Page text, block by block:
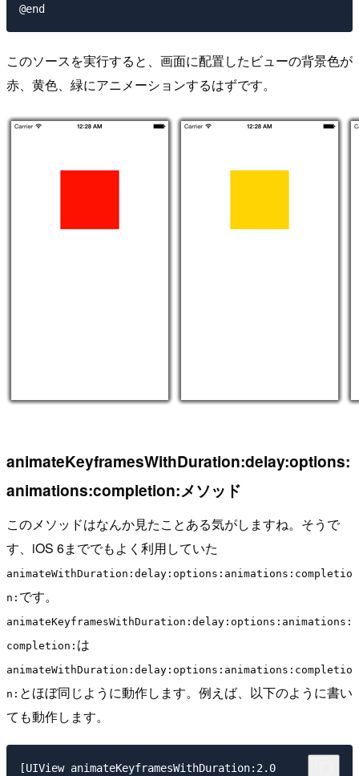
このソースを実行すると、画面に配置したビューの背景色が
赤、黄色、緑にアニメーションするはずです。
animateKeyframesWithDuration:delay:options:
animations:completion:メソッド
このメソッドはなんか見たことある気がしますね。そうで
す、iOS 6まででもよく利用していた
animateWithDuration:delay:options:animations:completio
n: です。
animateKeyframesWithDuration:delay:options:animations:
completion: は
animateWithDuration:delay:options:animations:completio
n: とほぼ同じように動作します。例えば、以下のように書い
ても動作します。
[UIView animateKeyframesWithDuration:2.0